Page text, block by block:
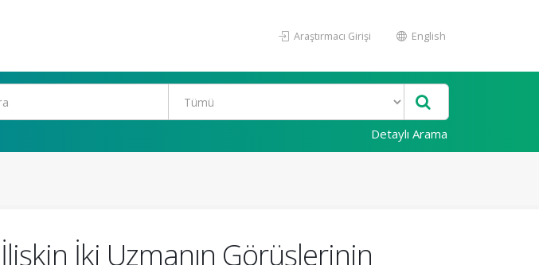
Araştırmacı Girişi English
Detaylı Arama
İki Uzmanın Görüşlerinin